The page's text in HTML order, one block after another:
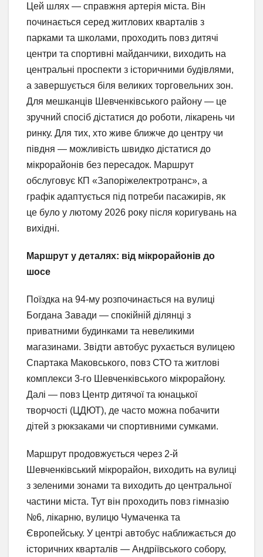
Цей шлях — справжня артерія міста. Він
починається серед житлових кварталів з
парками та школами, проходить повз дитячі
центри та спортивні майданчики, виходить на
центральні проспекти з історичними будівлями,
а завершується біля великих торговельних зон.
Для мешканців Шевченківського району — це
зручний спосіб дістатися до роботи, лікарень чи
ринку. Для тих, хто живе ближче до центру чи
півдня — можливість швидко дістатися до
мікрорайонів без пересадок. Маршрут
обслуговує КП «Запоріжелектротранс», а
графік адаптується під потреби пасажирів, як
це було у лютому 2026 року після коригувань на
вихідні.
Маршрут у деталях: від мікрорайонів до
шосе
Поїздка на 94-му розпочинається на вулиці
Богдана Завади — спокійній ділянці з
приватними будинками та невеликими
магазинами. Звідти автобус рухається вулицею
Спартака Маковського, повз СТО та житлові
комплекси 3-го Шевченківського мікрорайону.
Далі — повз Центр дитячої та юнацької
творчості (ЦДЮТ), де часто можна побачити
дітей з рюкзаками чи спортивними сумками.
Маршрут продовжується через 2-й
Шевченківський мікрорайон, виходить на вулиці
з зеленими зонами та виходить до центральної
частини міста. Тут він проходить повз гімназію
№6, лікарню, вулицю Чумаченка та
Європейську. У центрі автобус наближається до
історичних кварталів — Андріївського собору,